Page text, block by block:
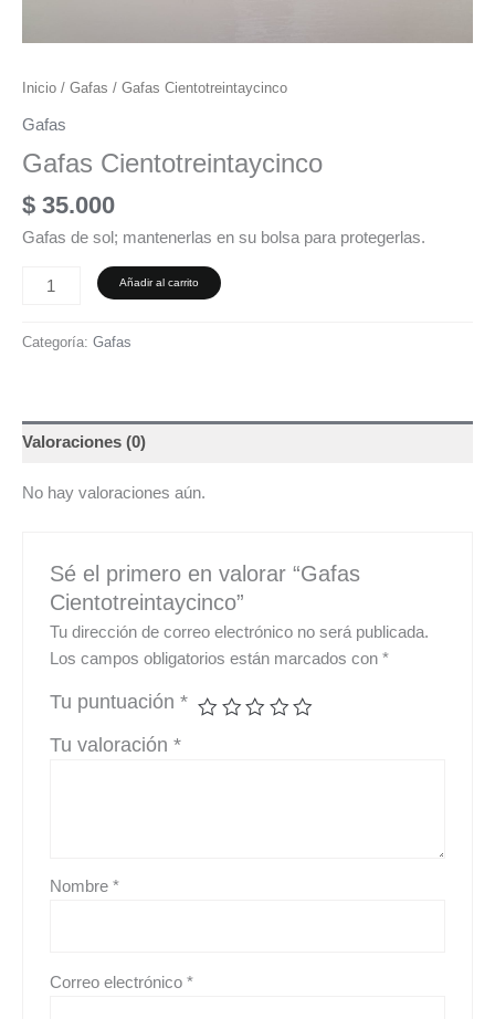
Inicio / Gafas / Gafas Cientotreintaycinco
Gafas
Gafas Cientotreintaycinco
$ 35.000
Gafas de sol; mantenerlas en su bolsa para protegerlas.
Añadir al carrito
Categoría: Gafas
Valoraciones (0)
No hay valoraciones aún.
Sé el primero en valorar “Gafas
Cientotreintaycinco”
Tu dirección de correo electrónico no será publicada.
Los campos obligatorios están marcados con*
Tu puntuación*
Tu valoración*
Nombre*
Correo electrónico*